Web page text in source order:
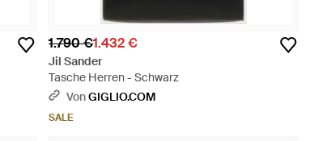
1.790 €1.432 €
Jil Sander
Tasche Herren - Schwarz
VonGIGLIO.COM
SALE